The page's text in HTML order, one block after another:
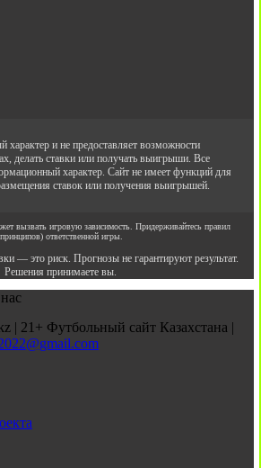
и не предоставляет возможности
делать ставки или получать выигрыши. Все
характер. Сайт не имеет функций для
ставок или получения выигрышей.
вызвать игровую зависимость. Придерживайтесь правил
ответственной игры.
— это риск. Прогнозы не гарантируют результат.
Решения принимаете вы.
| 21+ Футбольный сайт Казахстана |